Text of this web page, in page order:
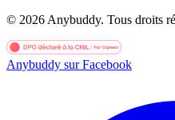
© 2026 Anybuddy. Tous droits
Anybuddy sur Facebook